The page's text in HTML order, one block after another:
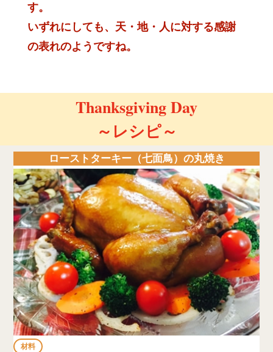
す。
いずれにしても、天・地・人に対する感謝
の表れのようですね。
Thanksgiving Day
～レシピ～
ローストターキー（七面鳥）の丸焼き
材料